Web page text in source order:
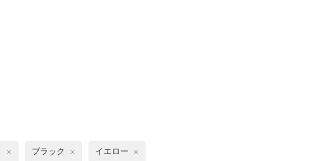
ブラック イエロー